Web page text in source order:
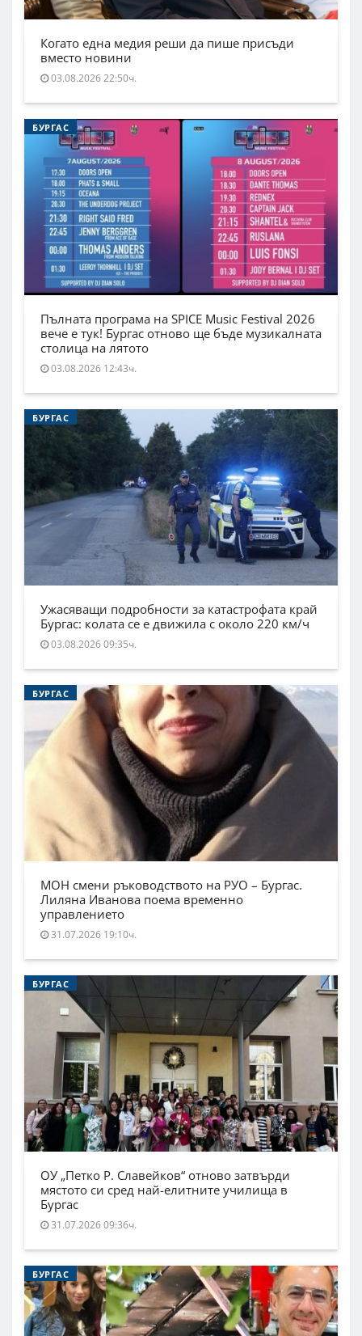
Когато една медия реши да пише присъди
вместо новини
03.08.2026 22:50ч.
БУРГАС
Пълната програма на SPICE Music Festival 2026
вече е тук! Бургас отново ще бъде музикалната
столица на лятото
03.08.2026 12:43ч.
БУРГАС
Ужасяващи подробности за катастрофата край
Бургас: колата се е движила с около 220 км/ч
03.08.2026 09:35ч.
БУРГАС
МОН смени ръководството на РУО – Бургас.
Лиляна Иванова поема временно
управлението
31.07.2026 19:10ч.
БУРГАС
ОУ „Петко Р. Славейков“ отново затвърди
мястото си сред най-елитните училища в
Бургас
31.07.2026 09:36ч.
БУРГАС